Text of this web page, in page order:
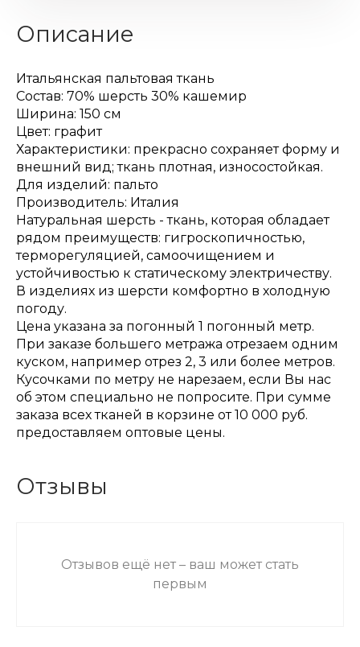
Описание
Итальянская пальтовая ткань
Состав: 70% шерсть 30% кашемир
Ширина: 150 см
Цвет: графит
Характеристики: прекрасно сохраняет форму и
внешний вид; ткань плотная, износостойкая.
Для изделий: пальто
Производитель: Италия
Натуральная шерсть - ткань, которая обладает
рядом преимуществ: гигроскопичностью,
терморегуляцией, самоочищением и
устойчивостью к статическому электричеству.
В изделиях из шерсти комфортно в холодную
погоду.
Цена указана за погонный 1 погонный метр.
При заказе большего метража отрезаем одним
куском, например отрез 2, 3 или более метров.
Кусочками по метру не нарезаем, если Вы нас
об этом специально не попросите. При сумме
заказа всех тканей в корзине от 10 000 руб.
предоставляем оптовые цены.
Отзывы
Отзывов ещё нет – ваш может стать
первым